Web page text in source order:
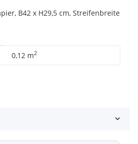
B42 x H29,5 cm, Streifenbreite
0,12 m2